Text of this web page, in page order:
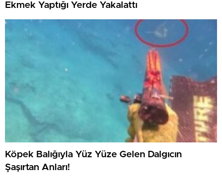
Ekmek Yaptığı Yerde Yakalattı
Köpek Balığıyla Yüz Yüze Gelen Dalgıcın
Şaşırtan Anları!